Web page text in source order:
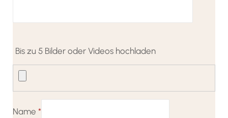
Bis zu 5 Bilder oder Videos hochladen
Name *